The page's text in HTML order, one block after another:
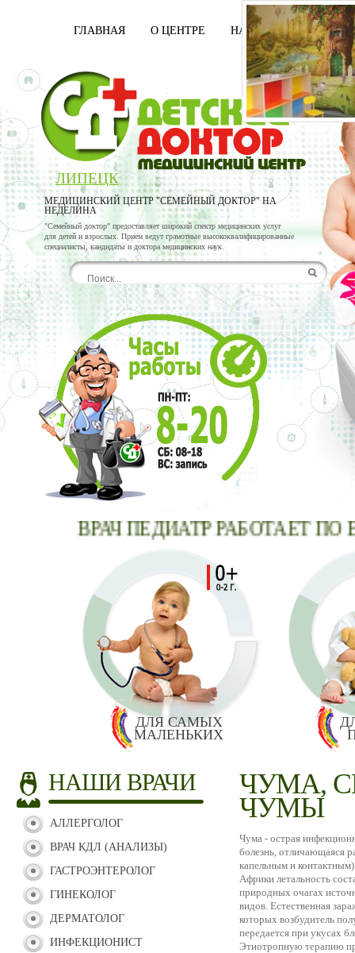
ГЛАВНАЯ О ЦЕНТРЕ НАШИ ВРАЧИ
ЛИПЕЦК
МЕДИЦИНСКИЙ ЦЕНТР "СЕМЕЙНЫЙ ДОКТОР" НА
НЕДЕЛИНА
"Семейный доктор" предоставляет широкий спектр медицинских услуг
для детей и взрослых. Прием ведут грамотные высококвалифицированные
специалисты, кандидаты и доктора медицинских наук.
ВРАЧ ПЕДИАТР РАБОТАЕТ ПО
ДЛЯ САМЫХ
МАЛЕНЬКИХ
НАШИ ВРАЧИ
АЛЛЕРГОЛОГ
ВРАЧ КДЛ (АНАЛИЗЫ)
ГАСТРОЭНТЕРОЛОГ
ГИНЕКОЛОГ
ДЕРМАТОЛОГ
ИНФЕКЦИОНИСТ
ЧУМА,
ЧУМЫ
Чума - острая
болезнь, отличающаяся
капельным и
Африки летальность
природных очагах
видов. Естественная
которых возбудитель
передается при укусах
Этиотропную терапию